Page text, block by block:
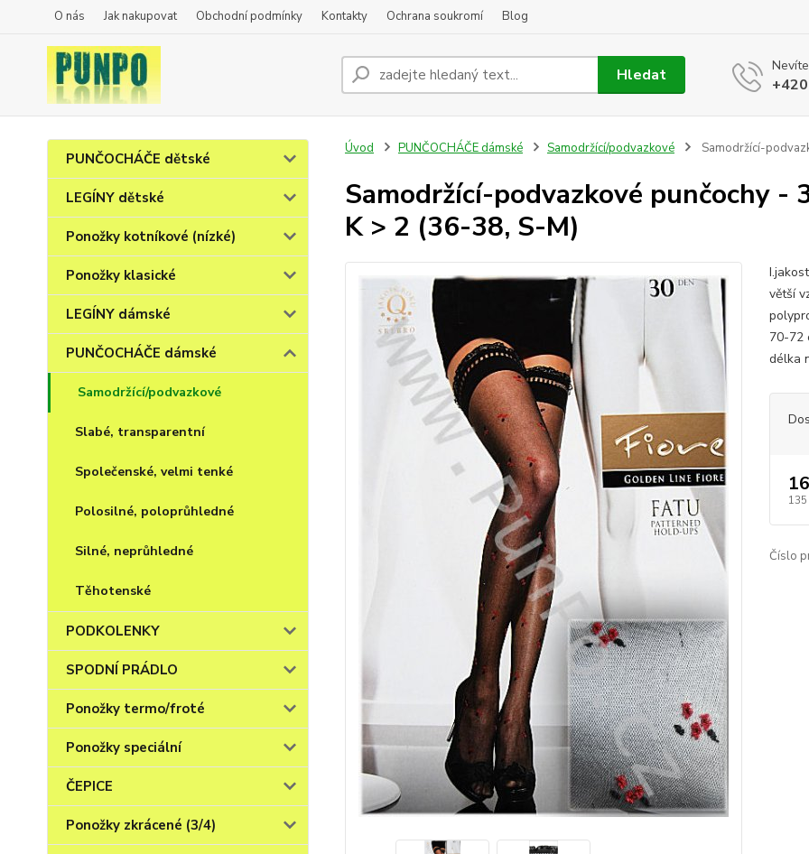
O nás Jak nakupovat Obchodní podmínky Kontakty Ochrana soukromí Blog
Hledat
PUNČOCHÁČE dětské
LEGÍNY dětské
Ponožky kotníkové (nízké)
Ponožky klasické
LEGÍNY dámské
PUNČOCHÁČE dámské
Samodržící/podvazkové
Slabé, transparentní
Společenské, velmi tenké
Polosilné, poloprůhledné
Silné, neprůhledné
Těhotenské
PODKOLENKY
SPODNÍ PRÁDLO
Ponožky termo/froté
Ponožky speciální
ČEPICE
Ponožky zkrácené (3/4)
Úvod PUNČOCHÁČE dámské Samodržící/podvazkové Samodržící-
Samodržící-podvazkové punčochy -
K > 2 (36-38, S-M)
větší
70-72
délka
135
Číslo